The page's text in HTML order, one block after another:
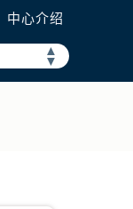
中心介绍
▲
▼